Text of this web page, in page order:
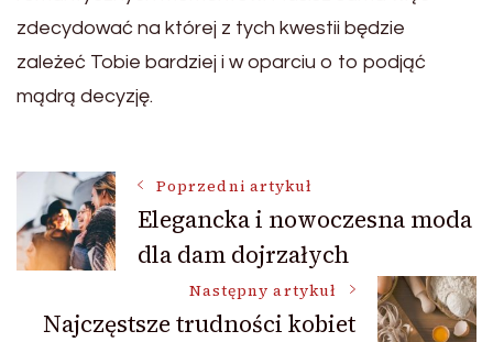
zdecydować na której z tych kwestii będzie
zależeć Tobie bardziej i w oparciu o to podjąć
mądrą decyzję.
Nawigacja
wpisu
Poprzedni artykuł
Elegancka i nowoczesna moda
dla dam dojrzałych
Następny artykuł
Najczęstsze trudności kobiet